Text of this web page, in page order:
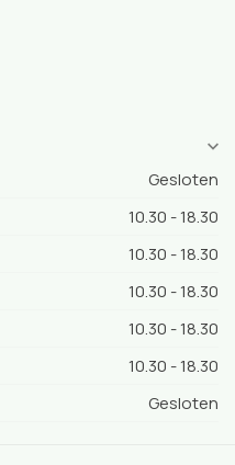
Gesloten
10.30 - 18.30
10.30 - 18.30
10.30 - 18.30
10.30 - 18.30
10.30 - 18.30
Gesloten